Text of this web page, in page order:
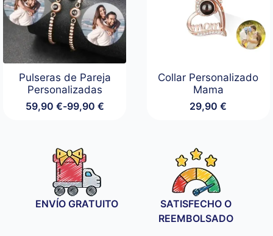
Pulseras de Pareja
Personalizadas
59,90 €-99,90 €
Rango
desde
59,90 €
hasta
99,90 €
Collar Personalizado
Mama
29,90€
ENVÍO GRATUITO
SATISFECHO O
REEMBOLSADO